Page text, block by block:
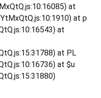
at
at p
at
at PL
at $u